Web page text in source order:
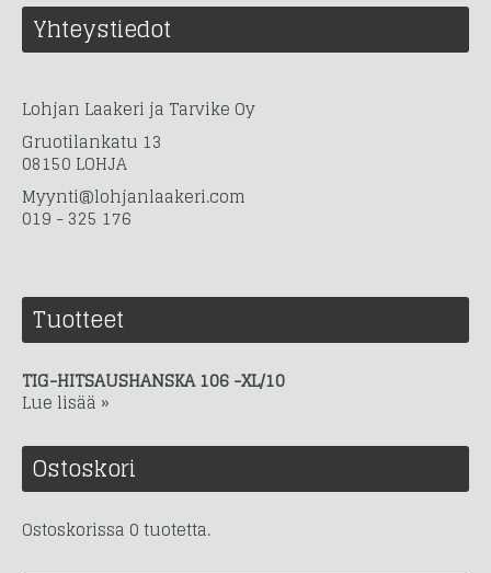
Yhteystiedot
Lohjan Laakeri ja Tarvike Oy
Gruotilankatu 13
08150 LOHJA
Myynti@lohjanlaakeri.com
019 - 325 176
Tuotteet
TIG-HITSAUSHANSKA 106 -XL/10
Lue lisää »
Ostoskori
Ostoskorissa 0 tuotetta.